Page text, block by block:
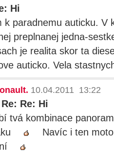
Hi
k paradnemu auticku. V
preplnanej jedna-
je realita skor ta
auticko. Vela
10.04.2011 13:22
Re: Re: Hi
tvá kombinace
Navíc i ten